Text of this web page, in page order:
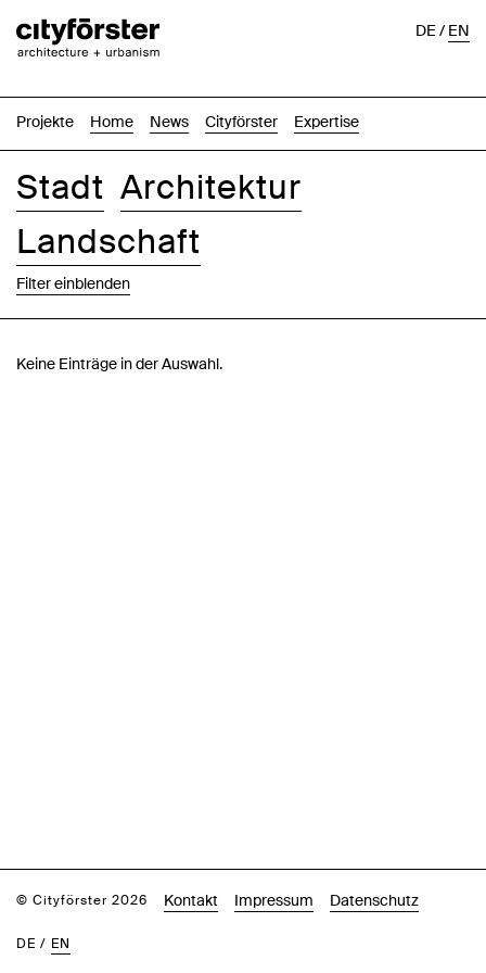
Projekte Home News Cityförster Expertise
DE/EN
Stadt Architektur
Landschaft
Filter einblenden
Keine Einträge in der Auswahl.
© Cityförster 2026 Kontakt Impressum Datenschutz
DE / EN